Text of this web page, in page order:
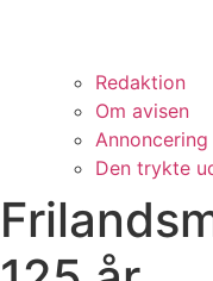
Redaktion
Om avisen
Annoncering
Den trykte